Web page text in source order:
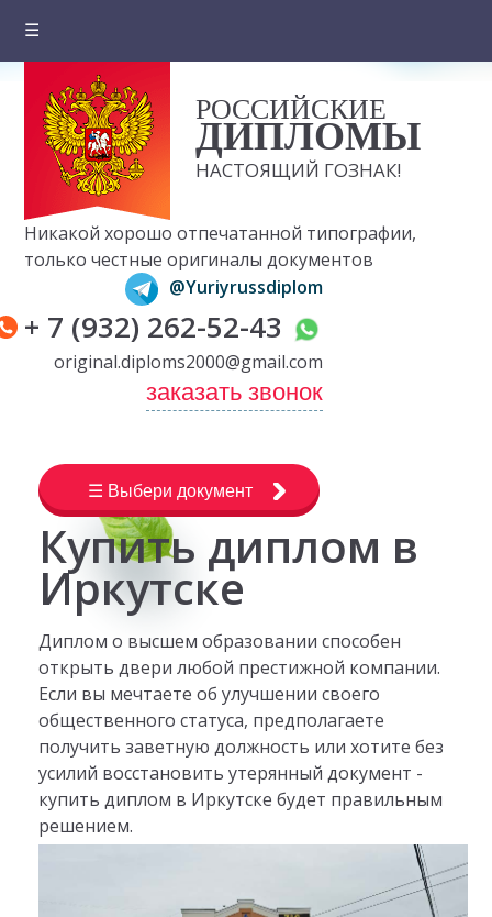
☰
О компании
Цены на документы
Вопросы и ответы
Отзывы клиентов
Оплата и доставка
Контакты
РОССИЙСКИЕ
ДИПЛОМЫ
НАСТОЯЩИЙ ГОЗНАК!
Никакой хорошо отпечатанной типографии,
только честные оригиналы документов
@Yuriyrussdiplom
+ 7 (932) 262-52-43
original.diploms2000@gmail.com
заказать звонок
☰ Выбери документ
Купить диплом в
Иркутске
Диплом о высшем образовании способен
открыть двери любой престижной компании.
Если вы мечтаете об улучшении своего
общественного статуса, предполагаете
получить заветную должность или хотите без
усилий восстановить утерянный документ -
купить диплом в Иркутске будет правильным
решением.